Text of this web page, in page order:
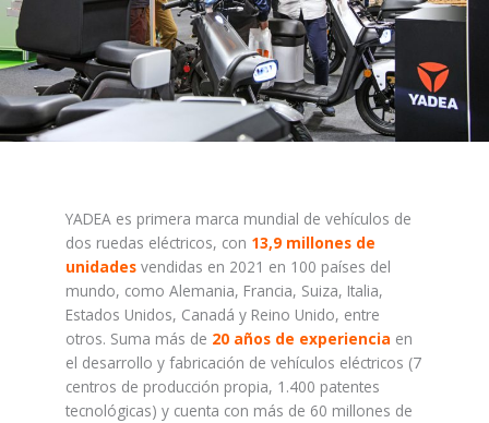
YADEA es primera marca mundial de vehículos de
dos ruedas eléctricos, con 13,9 millones de
unidades vendidas en 2021 en 100 países del
mundo, como Alemania, Francia, Suiza, Italia,
Estados Unidos, Canadá y Reino Unido, entre
otros. Suma más de 20 años de experiencia en
el desarrollo y fabricación de vehículos eléctricos (7
centros de producción propia, 1.400 patentes
tecnológicas) y cuenta con más de 60 millones de